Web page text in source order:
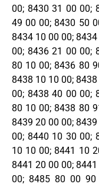
00; 8430 31 00 00;
49 00 00; 8430 50
8434 10 00 00;
00; 8436 21 00 00;
80 10 00; 8436 80
8438 10 10 00;
00; 8438 40 00 00;
80 10 00; 8438 80
8439 20 00 00;
00; 8440 10 30 00;
10 10 00; 8441 10
8441 20 00 00;
00; 8485 80 00 90